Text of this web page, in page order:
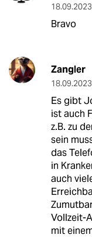
18.09.2023
Bravo
Zangler
18.09.2023
Es gibt
ist auch
z.B. zu
sein
das
in
auch
Vollzeit-
mit